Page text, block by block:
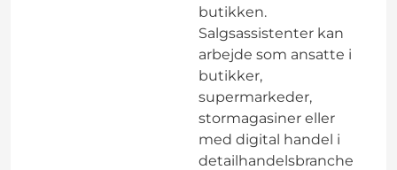
butikken.
Salgsassistenter kan
arbejde som ansatte i
butikker,
supermarkeder,
stormagasiner eller
med digital handel i
detailhandelsbranche